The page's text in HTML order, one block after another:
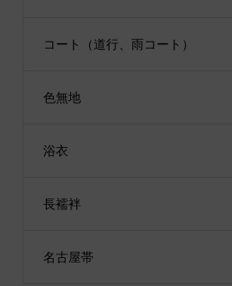
コート（道行、雨コート）
色無地
浴衣
長襦袢
名古屋帯